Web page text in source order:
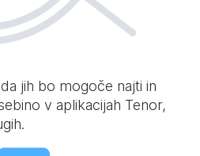
jih bo mogoče najti in
v aplikacijah Tenor,